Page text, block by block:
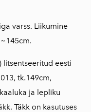
varss. Liikumine
litsentseeritud eesti
tk.149cm,
ja lepliku
Täkk on kasutuses